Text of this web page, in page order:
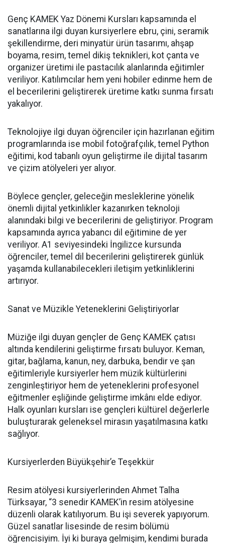
Genç KAMEK Yaz Dönemi Kursları kapsamında el
sanatlarına ilgi duyan kursiyerlere ebru, çini, seramik
şekillendirme, deri minyatür ürün tasarımı, ahşap
boyama, resim, temel dikiş teknikleri, kot çanta ve
organizer üretimi ile pastacılık alanlarında eğitimler
veriliyor. Katılımcılar hem yeni hobiler edinme hem de
el becerilerini geliştirerek üretime katkı sunma fırsatı
yakalıyor.
Teknolojiye ilgi duyan öğrenciler için hazırlanan eğitim
programlarında ise mobil fotoğrafçılık, temel Python
eğitimi, kod tabanlı oyun geliştirme ile dijital tasarım
ve çizim atölyeleri yer alıyor.
Böylece gençler, geleceğin mesleklerine yönelik
önemli dijital yetkinlikler kazanırken teknoloji
alanındaki bilgi ve becerilerini de geliştiriyor. Program
kapsamında ayrıca yabancı dil eğitimine de yer
veriliyor. A1 seviyesindeki İngilizce kursunda
öğrenciler, temel dil becerilerini geliştirerek günlük
yaşamda kullanabilecekleri iletişim yetkinliklerini
artırıyor.
Sanat ve Müzikle Yeteneklerini Geliştiriyorlar
Müziğe ilgi duyan gençler de Genç KAMEK çatısı
altında kendilerini geliştirme fırsatı buluyor. Keman,
gitar, bağlama, kanun, ney, darbuka, bendir ve şan
eğitimleriyle kursiyerler hem müzik kültürlerini
zenginleştiriyor hem de yeteneklerini profesyonel
eğitmenler eşliğinde geliştirme imkânı elde ediyor.
Halk oyunları kursları ise gençleri kültürel değerlerle
buluşturarak geleneksel mirasın yaşatılmasına katkı
sağlıyor.
Kursiyerlerden Büyükşehir’e Teşekkür
Resim atölyesi kursiyerlerinden Ahmet Talha
Türksayar, “3 senedir KAMEK’in resim atölyesine
düzenli olarak katılıyorum. Bu işi severek yapıyorum.
Güzel sanatlar lisesinde de resim bölümü
öğrencisiyim. İyi ki buraya gelmişim, kendimi burada